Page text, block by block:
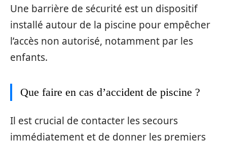
Une barrière de sécurité est un dispositif
installé autour de la piscine pour empêcher
l’accès non autorisé, notamment par les
enfants.
Que faire en cas d’accident de piscine ?
Il est crucial de contacter les secours
immédiatement et de donner les premiers